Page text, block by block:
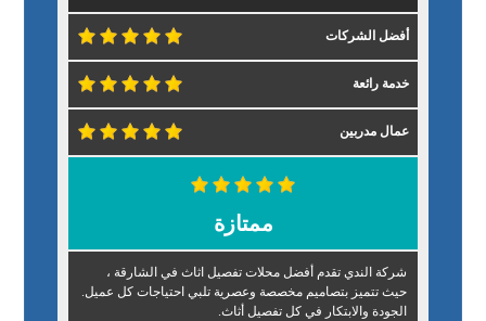
أفضل الشركات
خدمة رائعة
عمال مدربين
ممتازة
شركة الندي تقدم أفضل محلات تفصيل اثاث في الشارقة ،
حيث تتميز بتصاميم مخصصة وعصرية تلبي احتياجات كل عميل.
الجودة والابتكار في كل تفصيل أثاث.